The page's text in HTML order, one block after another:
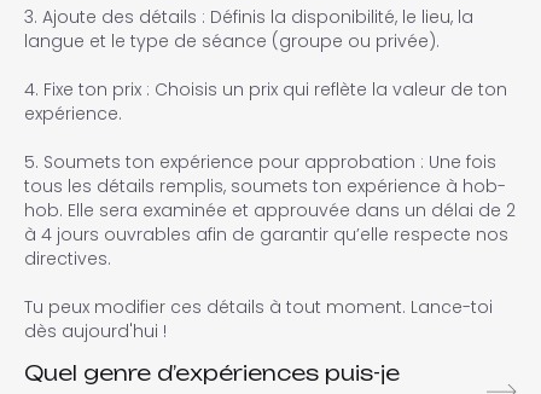
3. Ajoute des détails : Définis la disponibilité, le lieu, la
langue et le type de séance (groupe ou privée).
4. Fixe ton prix : Choisis un prix qui reflète la valeur de ton
expérience.
5. Soumets ton expérience pour approbation : Une fois
tous les détails remplis, soumets ton expérience à hob-
hob. Elle sera examinée et approuvée dans un délai de 2
à 4 jours ouvrables afin de garantir qu’elle respecte nos
directives.
Tu peux modifier ces détails à tout moment. Lance-toi
dès aujourd'hui !
Quel genre d’expériences puis-je